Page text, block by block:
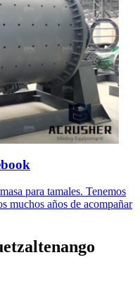
para tamales. Tenemos
muchos años de acompañar